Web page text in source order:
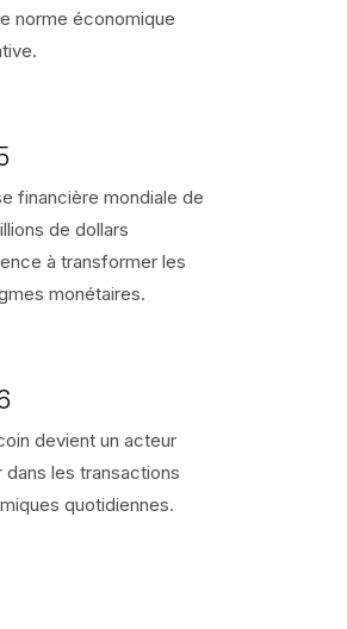
norme économique
financière mondiale de
de dollars
à transformer les
monétaires.
devient un acteur
dans les transactions
quotidiennes.